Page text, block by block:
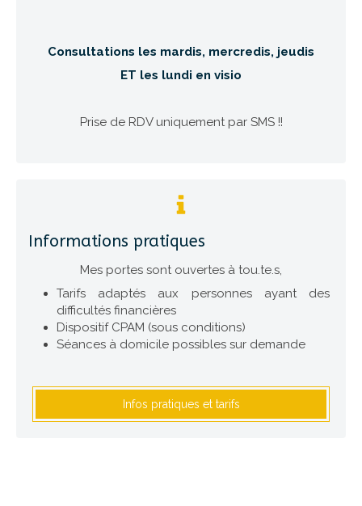
Consultations les mardis, mercredis, jeudis
ET les lundi en visio
Prise de RDV uniquement par SMS !!
Informations pratiques
Mes portes sont ouvertes à tou.te.s,
Tarifs adaptés aux personnes ayant des
difficultés financières
Dispositif CPAM (sous conditions)
Séances à domicile possibles sur demande
Infos pratiques et tarifs